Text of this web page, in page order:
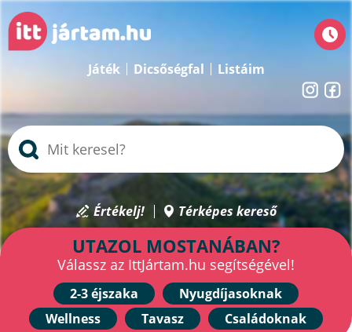
Játék Dicsőségfal Listáim
Értékelj! Térképes kereső
UTAZOL MOSTANÁBAN?
Válassz az IttJártam.hu segítségével!
2-3 éjszaka
Nyugdíjasoknak
Wellness
Tavasz Családoknak